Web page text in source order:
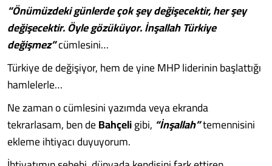
“Önümüzdeki günlerde çok şey değişecektir, her şey
değişecektir. Öyle gözüküyor. İnşallah Türkiye
değişmez”cümlesini…
Türkiye de değişiyor, hem de yine MHP liderinin başlattığı
hamlelerle…
Ne zaman o cümlesini yazımda veya ekranda
tekrarlasam, ben deBahçeligibi, “İnşallah”temennisini
ekleme ihtiyacı duyuyorum.